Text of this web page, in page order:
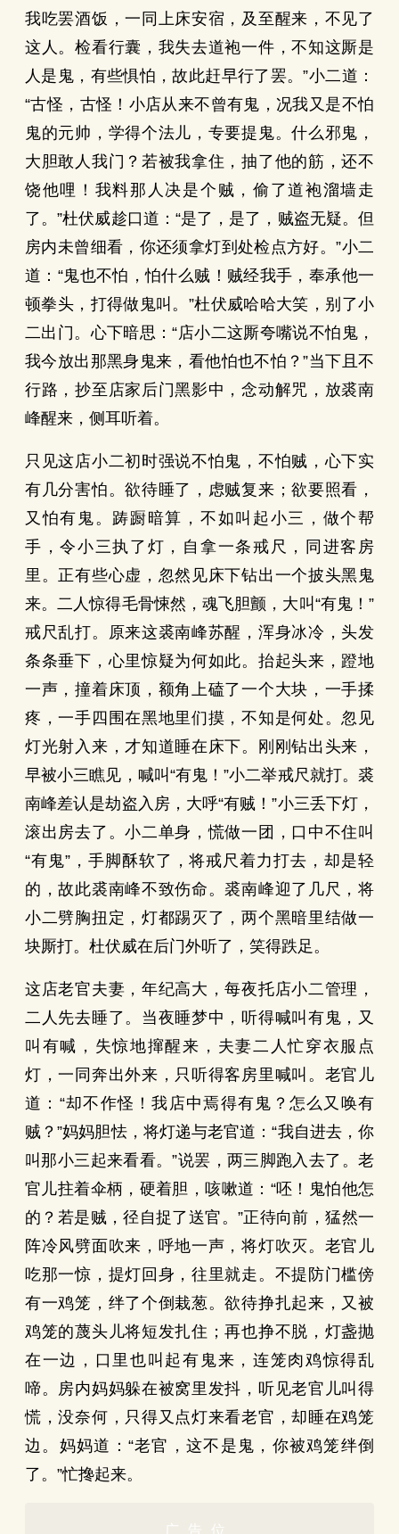
我吃罢酒饭，一同上床安宿，及至醒来，不见了
这人。检看行囊，我失去道袍一件，不知这厮是
人是鬼，有些惧怕，故此赶早行了罢。”小二道：
“古怪，古怪！小店从来不曾有鬼，况我又是不怕
鬼的元帅，学得个法儿，专要提鬼。什么邪鬼，
大胆敢人我门？若被我拿住，抽了他的筋，还不
饶他哩！我料那人决是个贼，偷了道袍溜墙走
了。”杜伏威趁口道：“是了，是了，贼盗无疑。但
房内未曾细看，你还须拿灯到处检点方好。”小二
道：“鬼也不怕，怕什么贼！贼经我手，奉承他一
顿拳头，打得做鬼叫。”杜伏威哈哈大笑，别了小
二出门。心下暗思：“店小二这厮夸嘴说不怕鬼，
我今放出那黑身鬼来，看他怕也不怕？”当下且不
行路，抄至店家后门黑影中，念动解咒，放裘南
峰醒来，侧耳听着。
只见这店小二初时强说不怕鬼，不怕贼，心下实
有几分害怕。欲待睡了，虑贼复来；欲要照看，
又怕有鬼。踌蹰暗算，不如叫起小三，做个帮
手，令小三执了灯，自拿一条戒尺，同进客房
里。正有些心虚，忽然见床下钻出一个披头黑鬼
来。二人惊得毛骨悚然，魂飞胆颤，大叫“有鬼！”
戒尺乱打。原来这裘南峰苏醒，浑身冰冷，头发
条条垂下，心里惊疑为何如此。抬起头来，蹬地
一声，撞着床顶，额角上磕了一个大块，一手揉
疼，一手四围在黑地里们摸，不知是何处。忽见
灯光射入来，才知道睡在床下。刚刚钻出头来，
早被小三瞧见，喊叫“有鬼！”小二举戒尺就打。裘
南峰差认是劫盗入房，大呼“有贼！”小三丢下灯，
滚出房去了。小二单身，慌做一团，口中不住叫
“有鬼”，手脚酥软了，将戒尺着力打去，却是轻
的，故此裘南峰不致伤命。裘南峰迎了几尺，将
小二劈胸扭定，灯都踢灭了，两个黑暗里结做一
块厮打。杜伏威在后门外听了，笑得跌足。
这店老官夫妻，年纪高大，每夜托店小二管理，
二人先去睡了。当夜睡梦中，听得喊叫有鬼，又
叫有喊，失惊地撺醒来，夫妻二人忙穿衣服点
灯，一同奔出外来，只听得客房里喊叫。老官儿
道：“却不作怪！我店中焉得有鬼？怎么又唤有
贼？”妈妈胆怯，将灯递与老官道：“我自进去，你
叫那小三起来看看。”说罢，两三脚跑入去了。老
官儿拄着伞柄，硬着胆，咳嗽道：“呸！鬼怕他怎
的？若是贼，径自捉了送官。”正待向前，猛然一
阵冷风劈面吹来，呼地一声，将灯吹灭。老官儿
吃那一惊，提灯回身，往里就走。不提防门槛傍
有一鸡笼，绊了个倒栽葱。欲待挣扎起来，又被
鸡笼的蔑头儿将短发扎住；再也挣不脱，灯盏抛
在一边，口里也叫起有鬼来，连笼肉鸡惊得乱
啼。房内妈妈躲在被窝里发抖，听见老官儿叫得
慌，没奈何，只得又点灯来看老官，却睡在鸡笼
边。妈妈道：“老官，这不是鬼，你被鸡笼绊倒
了。”忙搀起来。
广告位